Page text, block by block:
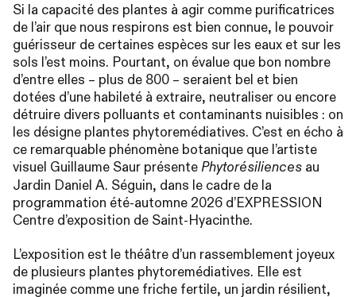
Si la capacité des plantes à agir comme purificatrices
de l’air que nous respirons est bien connue, le pouvoir
guérisseur de certaines espèces sur les eaux et sur les
sols l’est moins. Pourtant, on évalue que bon nombre
d’entre elles – plus de 800 – seraient bel et bien
dotées d’une habileté à extraire, neutraliser ou encore
détruire divers polluants et contaminants nuisibles : on
les désigne plantes phytoremédiatives. C’est en écho à
ce remarquable phénomène botanique que l’artiste
visuel Guillaume Saur présente Phytorésiliences au
Jardin Daniel A. Séguin, dans le cadre de la
programmation été-automne 2026 d’EXPRESSION
Centre d’exposition de Saint-Hyacinthe.
L’exposition est le théâtre d’un rassemblement joyeux
de plusieurs plantes phytoremédiatives. Elle est
imaginée comme une friche fertile, un jardin résilient,